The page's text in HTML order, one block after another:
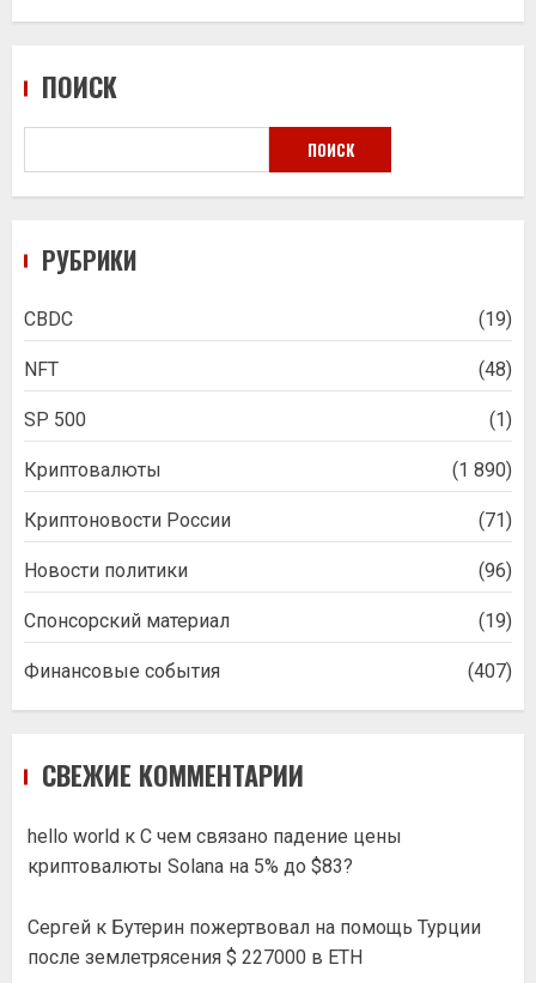
ПОИСК
ПОИСК
РУБРИКИ
CBDC (19)
NFT (48)
SP 500 (1)
Криптовалюты (1 890)
Криптоновости России (71)
Новости политики (96)
Спонсорский материал (19)
Финансовые события (407)
СВЕЖИЕ КОММЕНТАРИИ
hello world к С чем связано падение цены
криптовалюты Solana на 5% до $83?
Сергей к Бутерин пожертвовал на помощь Турции
после землетрясения $ 227000 в ETH